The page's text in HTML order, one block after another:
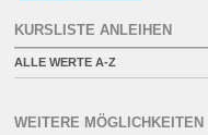
KURSLISTE ANLEIHEN
ALLE WERTE A-Z
WEITERE MÖGLICHKEITEN